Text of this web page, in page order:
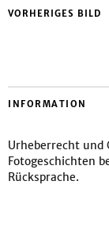
VORHERIGES BILD
INFORMATION
Urheberrecht und
Fotogeschichten
Rücksprache.